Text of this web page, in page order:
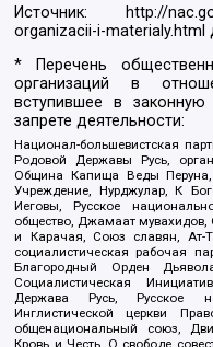
Источник:
http://
organizacii-i-materialy.html
* Перечень
организаций в
вступившее в
запрете деятельности:
Национал-большевистская
Родовой Державы Русь,
Община Капища Веды
Учреждение, Нурджулар, К
Иеговы, Русское
общество, Джамаат
и Карачая, Союз славян, Ат-
социалистическая рабочая
Благородный Орден
Социалистическая
Держава Русь, Русское
Инглистической церкви
общенациональный союз,
Кровь и Честь, О свободе